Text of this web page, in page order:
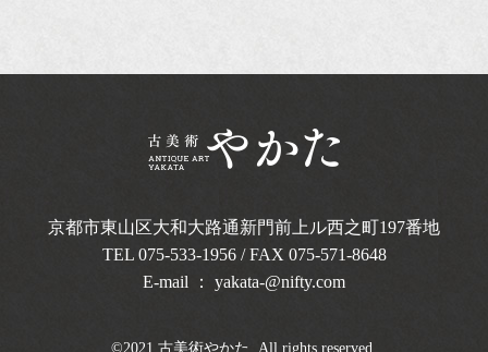
京都市東山区大和大路通新門前上ル西之町197番地
TEL 075-533-1956/ FAX 075-571-8648
E-mail ： yakata-@nifty.com
©2021 古美術やかた. All rights reserved.